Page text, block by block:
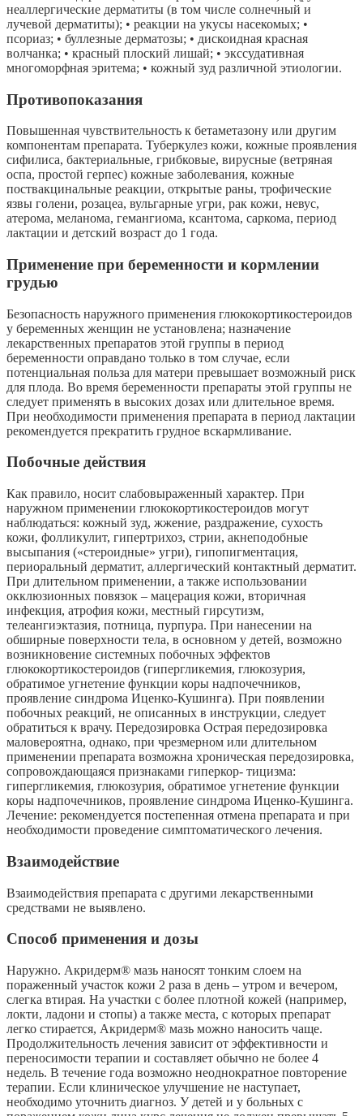
неаллергические дерматиты (в том числе солнечный и
лучевой дерматиты); • реакции на укусы насекомых; •
псориаз; • буллезные дерматозы; • дискоидная красная
волчанка; • красный плоский лишай; • экссудативная
многоморфная эритема; • кожный зуд различной этиологии.
Противопоказания
Повышенная чувствительность к бетаметазону или другим
компонентам препарата. Туберкулез кожи, кожные проявления
сифилиса, бактериальные, грибковые, вирусные (ветряная
оспа, простой герпес) кожные заболевания, кожные
поствакцинальные реакции, открытые раны, трофические
язвы голени, розацеа, вульгарные угри, рак кожи, невус,
атерома, меланома, гемангиома, ксантома, саркома, период
лактации и детский возраст до 1 года.
Применение при беременности и кормлении
грудью
Безопасность наружного применения глюкокортикостероидов
у беременных женщин не установлена; назначение
лекарственных препаратов этой группы в период
беременности оправдано только в том случае, если
потенциальная польза для матери превышает возможный риск
для плода. Во время беременности препараты этой группы не
следует применять в высоких дозах или длительное время.
При необходимости применения препарата в период лактации
рекомендуется прекратить грудное вскармливание.
Побочные действия
Как правило, носит слабовыраженный характер. При
наружном применении глюкокортикостероидов могут
наблюдаться: кожный зуд, жжение, раздражение, сухость
кожи, фолликулит, гипертрихоз, стрии, акнеподобные
высыпания («стероидные» угри), гипопигментация,
периоральный дерматит, аллергический контактный дерматит.
При длительном применении, а также использовании
окклюзионных повязок – мацерация кожи, вторичная
инфекция, атрофия кожи, местный гирсутизм,
телеангиэктазия, потница, пурпура. При нанесении на
обширные поверхности тела, в основном у детей, возможно
возникновение системных побочных эффектов
глюкокортикостероидов (гипергликемия, глюкозурия,
обратимое угнетение функции коры надпочечников,
проявление синдрома Иценко-Кушинга). При появлении
побочных реакций, не описанных в инструкции, следует
обратиться к врачу. Передозировка Острая передозировка
маловероятна, однако, при чрезмерном или длительном
применении препарата возможна хроническая передозировка,
сопровождающаяся признаками гиперкор- тицизма:
гипергликемия, глюкозурия, обратимое угнетение функции
коры надпочечников, проявление синдрома Иценко-Кушинга.
Лечение: рекомендуется постепенная отмена препарата и при
необходимости проведение симптоматического лечения.
Взаимодействие
Взаимодействия препарата с другими лекарственными
средствами не выявлено.
Способ применения и дозы
Наружно. Акридерм® мазь наносят тонким слоем на
пораженный участок кожи 2 раза в день – утром и вечером,
слегка втирая. На участки с более плотной кожей (например,
локти, ладони и стопы) а также места, с которых препарат
легко стирается, Акридерм® мазь можно наносить чаще.
Продолжительность лечения зависит от эффективности и
переносимости терапии и составляет обычно не более 4
недель. В течение года возможно неоднократное повторение
терапии. Если клиническое улучшение не наступает,
необходимо уточнить диагноз. У детей и у больных с